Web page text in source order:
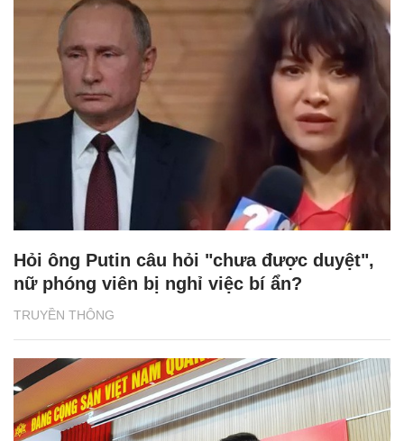
TRUYỀN THÔNG
Hỏi ông Putin câu hỏi "chưa được duyệt",
nữ phóng viên bị nghỉ việc bí ẩn?